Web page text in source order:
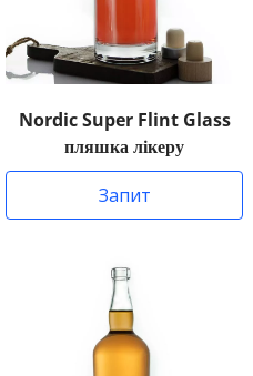
Nordic Super Flint Glass
пляшка лікеру
Запит